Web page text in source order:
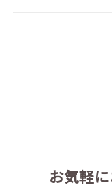
お気軽